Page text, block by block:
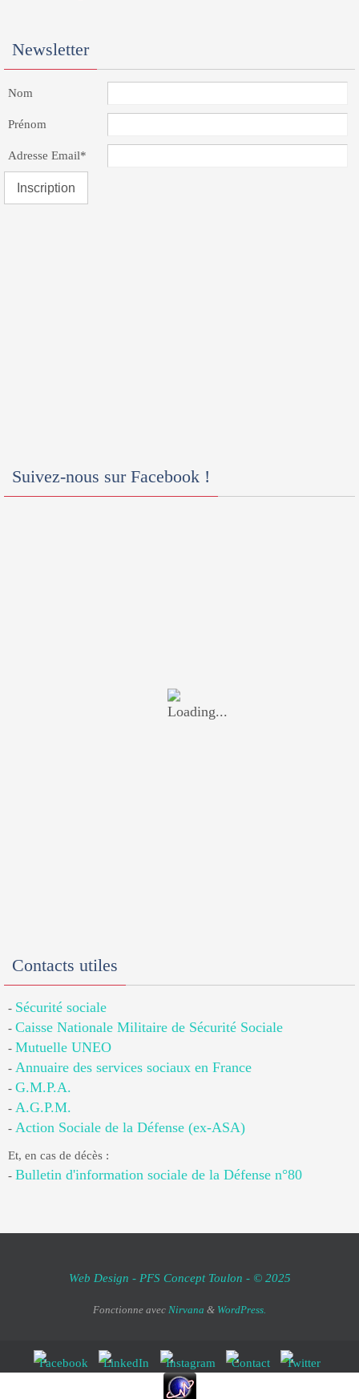
Newsletter
Nom
Prénom
Adresse Email*
Suivez-nous sur Facebook !
Contacts utiles
- Sécurité sociale
- Caisse Nationale Militaire de Sécurité Sociale
- Mutuelle UNEO
- Annuaire des services sociaux en France
- G.M.P.A.
- A.G.P.M.
- Action Sociale de la Défense (ex-ASA)
Et, en cas de décès :
- Bulletin d'information sociale de la Défense n°80
Web Design - PFS Concept Toulon - © 2025
Fonctionne avec Nirvana & WordPress.